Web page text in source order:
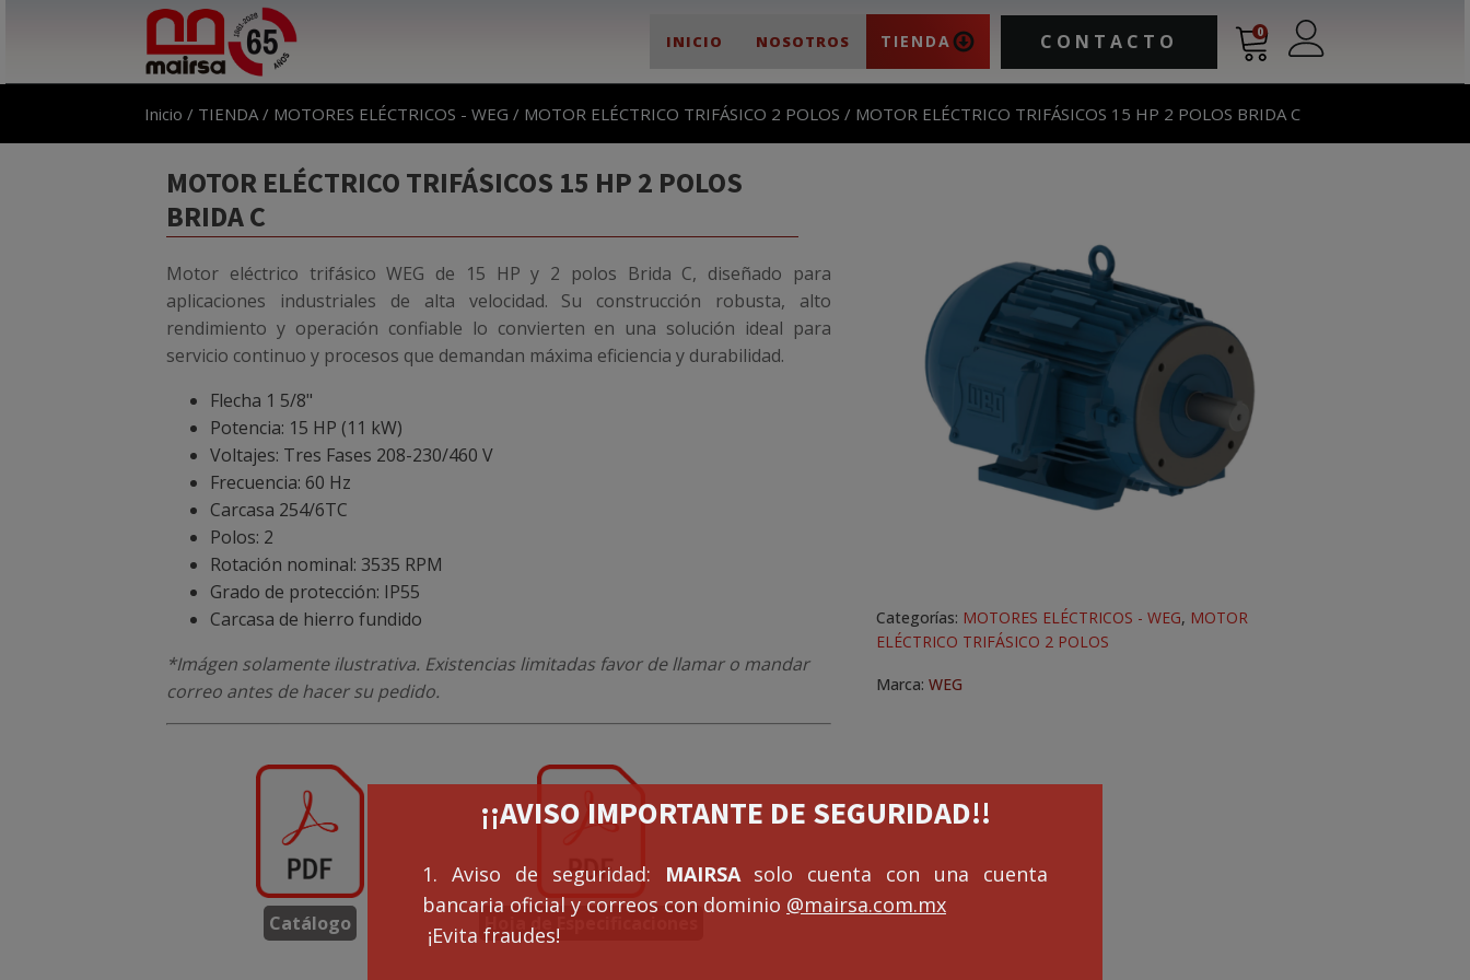
INICIO NOSOTROS TIENDA CONTACTO 0
¡¡AVISO IMPORTANTE DE SEGURIDAD!!
1. Aviso de seguridad: MAIRSAsolo cuenta con una cuenta
bancaria oficial y correos con dominio @mairsa.com.mx
¡Evita fraudes!
Inicio / TIENDA/ MOTORES ELÉCTRICOS - WEG / MOTOR ELÉCTRICO TRIFÁSICO 2 POLOS / MOTOR ELÉCTRICO TRIFÁSICOS 15 HP 2 POLOS BRIDA C
MOTOR ELÉCTRICO TRIFÁSICOS 15 HP 2 POLOS
BRIDA C
Motor eléctrico trifásico WEG de 15 HP y 2 polos Brida C, diseñado para
aplicaciones industriales de alta velocidad. Su construcción robusta, alto
rendimiento y operación confiable lo convierten en una solución ideal para
servicio continuo y procesos que demandan máxima eficiencia y durabilidad.
Flecha 1 5/8"
Potencia: 15 HP (11 kW)
Voltajes: Tres Fases 208-230/460 V
Frecuencia: 60 Hz
Carcasa 254/6TC
Polos: 2
Rotación nominal: 3535 RPM
Grado de protección: IP55
Carcasa de hierro fundido
*Imágen solamente ilustrativa. Existencias limitadas favor de llamar o mandar
correo antes de hacer su pedido.
Catálogo Hoja de Especificaciones
Categorías: MOTORES ELÉCTRICOS - WEG, MOTOR
ELÉCTRICO TRIFÁSICO 2 POLOS
Marca: WEG